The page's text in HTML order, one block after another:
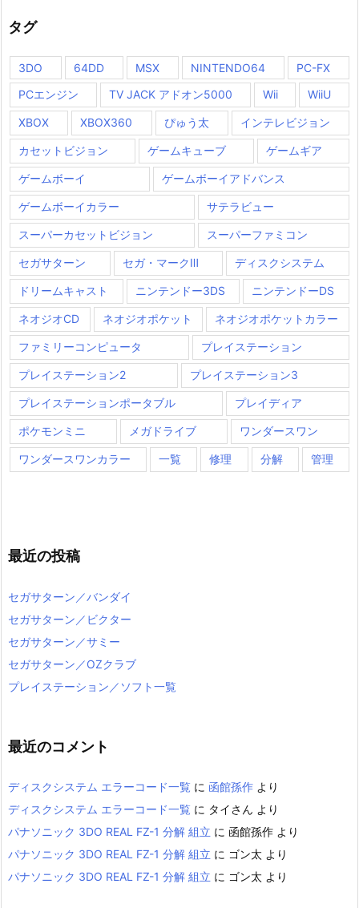
タグ
3DO 64DD MSX NINTENDO64
PC-FX
PCエンジン
TV JACK アドオン5000 Wii WiiU
XBOX XBOX360 ぴゅう太 インテレビジョン
カセットビジョン ゲームキューブ ゲームギア
ゲームボーイ ゲームボーイアドバンス
ゲームボーイカラー サテラビュー
スーパーカセットビジョン スーパーファミコン
セガサターン セガ・マークⅢ ディスクシステム
ドリームキャスト ニンテンドー3DS ニンテンドーDS
ネオジオCD ネオジオポケット ネオジオポケットカラー
ファミリーコンピュータ プレイステーション
プレイステーション2 プレイステーション3
プレイステーションポータブル プレイディア
ポケモンミニ メガドライブ ワンダースワン
ワンダースワンカラー 一覧 修理 分解 管理
最近の投稿
セガサターン／バンダイ
セガサターン／ビクター
セガサターン／サミー
セガサターン／OZクラブ
プレイステーション／ソフト一覧
最近のコメント
ディスクシステム エラーコード一覧 に 函館孫作 より
ディスクシステム エラーコード一覧 に タイさん より
パナソニック 3DO REAL FZ-1 分解 組立 に 函館孫作 より
パナソニック 3DO REAL FZ-1 分解 組立 に ゴン太 より
パナソニック 3DO REAL FZ-1 分解 組立 に ゴン太 より